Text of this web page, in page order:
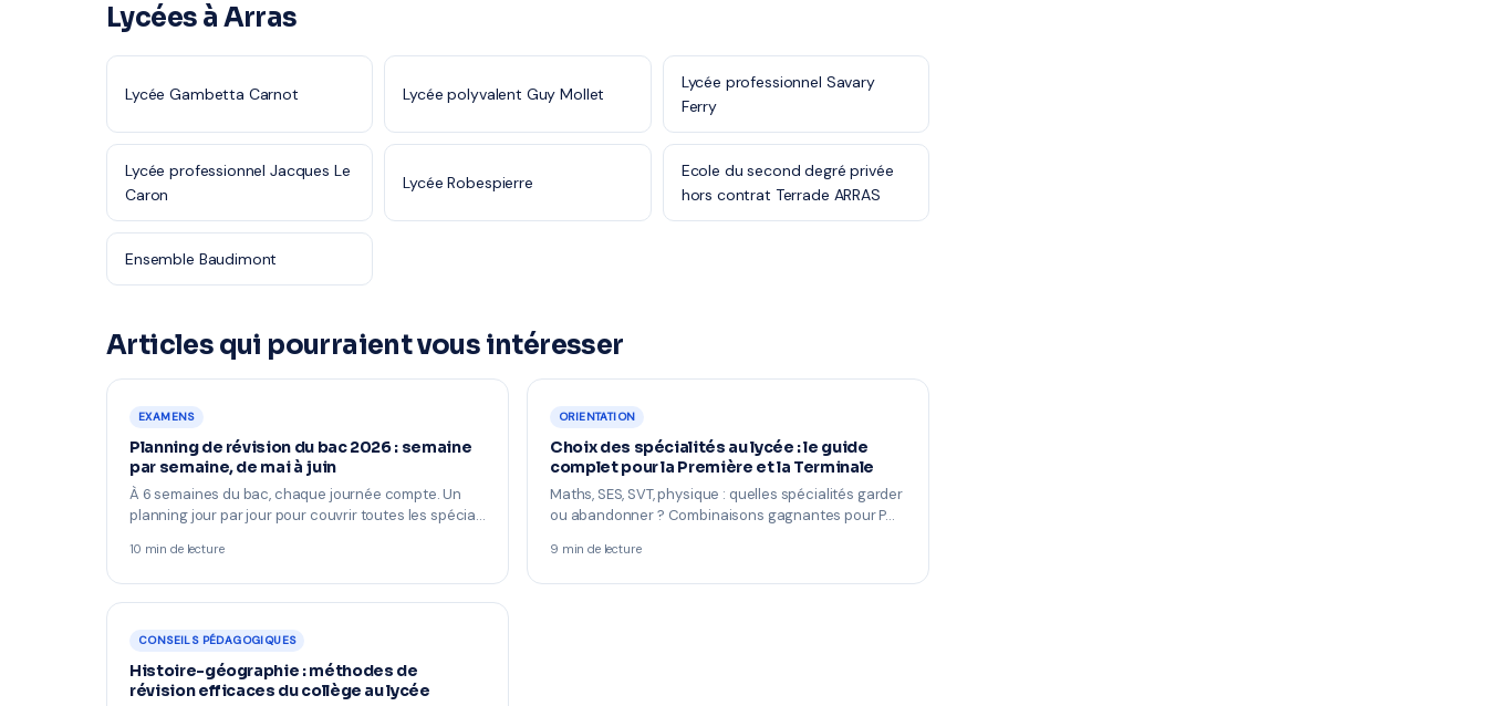
Lycées à Arras
Lycée Gambetta Carnot Lycée polyvalent Guy Mollet
Lycée professionnel Savary
Ferry
Lycée professionnel Jacques Le
Caron
Lycée Robespierre
Ecole du second degré privée
hors contrat Terrade ARRAS
Ensemble Baudimont
Articles qui pourraient vous intéresser
EXAMENS
Planning de révision du bac 2026 : semaine
par semaine, de mai à juin
À 6 semaines du bac, chaque journée compte. Un
planning jour par jour pour couvrir toutes les spécia…
10 min de lecture
ORIENTATION
Choix des spécialités au lycée : le guide
complet pour la Première et la Terminale
Maths, SES, SVT, physique : quelles spécialités garder
ou abandonner ? Combinaisons gagnantes pour P…
9 min de lecture
CONSEILS PÉDAGOGIQUES
Histoire-géographie : méthodes de
révision efficaces du collège au lycée